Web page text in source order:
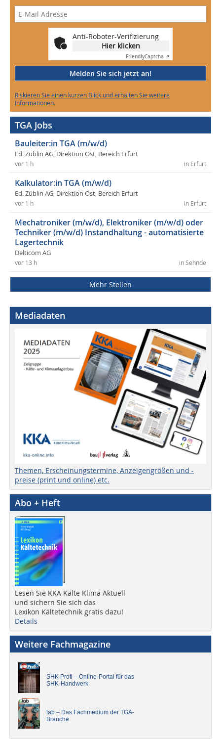
Anti-Roboter-Verifizierung
Hier klicken
FriendlyCaptcha ⇗
Melden Sie sich jetzt an!
Riskieren Sie einen kurzen Blick und erhalten Sie weitere
Informationen.
TGA Jobs
Bauleiter:in TGA (m/w/d)
Ed. Züblin AG, Direktion Ost, Bereich Erfurt
in Erfurt
vor 1 h
Kalkulator:in TGA (m/w/d)
Ed. Züblin AG, Direktion Ost, Bereich Erfurt
in Erfurt
vor 1 h
Mechatroniker (m/w/d), Elektroniker (m/w/d) oder
Techniker (m/w/d) Instandhaltung - automatisierte
Lagertechnik
Delticom AG
in Sehnde
vor 13 h
Mehr Stellen
Mediadaten
Themen, Erscheinungstermine, Anzeigengrößen und -
preise (print und online) etc.
Abo + Heft
Lesen Sie KKA Kälte Klima Aktuell
und sichern Sie sich das
Lexikon Kältetechnik gratis dazu!
Details
Weitere Fachmagazine
SHK Profi – Online-Portal für das
SHK-Handwerk
tab – Das Fachmedium der TGA-
Branche